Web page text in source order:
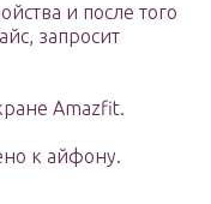
и после того
запросит
Amazfit.
к айфону.